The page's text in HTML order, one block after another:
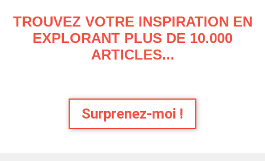
TROUVEZ VOTRE INSPIRATION EN
EXPLORANT PLUS DE 10.000
ARTICLES...
Surprenez-moi !